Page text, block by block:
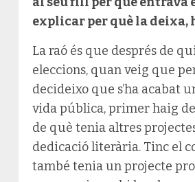
explicar per què la deixa,
La raó és que després de
eleccions, quan veig que
decideixo que s’ha acabat
vida pública, primer haig
de què tenia altres
dedicació literària. Tinc el
també tenia un projecte